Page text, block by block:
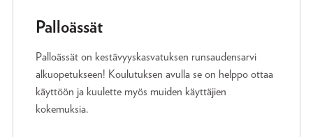
Palloässät
Palloässät on kestävyyskasvatuksen runsaudensarvi
alkuopetukseen! Koulutuksen avulla se on helppo ottaa
käyttöön ja kuulette myös muiden käyttäjien
kokemuksia.